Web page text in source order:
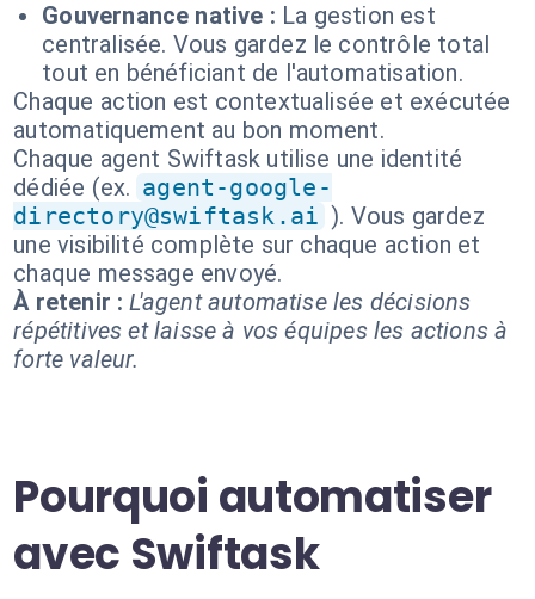
Gouvernance native : La gestion est
centralisée. Vous gardez le contrôle total
tout en bénéficiant de l'automatisation.
Chaque action est contextualisée et exécutée
automatiquement au bon moment.
Chaque agent Swiftask utilise une identité
dédiée (ex. agent-google-
directory@swiftask.ai ). Vous gardez
une visibilité complète sur chaque action et
chaque message envoyé.
À retenir : L'agent automatise les décisions
répétitives et laisse à vos équipes les actions à
forte valeur.
Pourquoi automatiser
avec Swiftask